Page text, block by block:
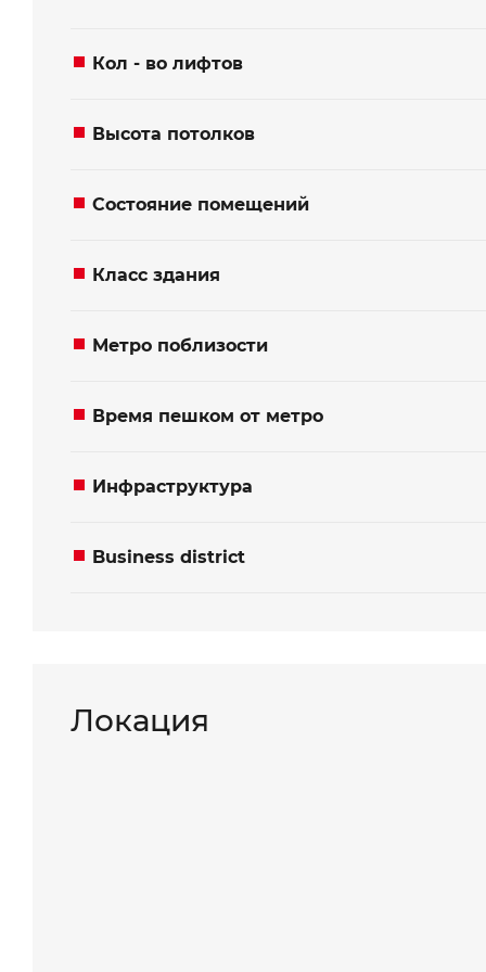
Кол - во лифтов
Высота потолков
Состояние помещений
Класс здания
Метро поблизости
Время пешком от метро
Инфраструктура
Business district
Локация
Телефон
Номер телефона